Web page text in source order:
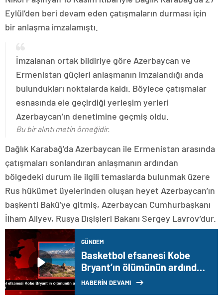
Eylül’den beri devam eden çatışmaların durması için
bir anlaşma imzalamıştı.
İmzalanan ortak bildiriye göre Azerbaycan ve
Ermenistan güçleri anlaşmanın imzalandığı anda
bulundukları noktalarda kaldı. Böylece çatışmalar
esnasında ele geçirdiği yerleşim yerleri
Azerbaycan’ın denetimine geçmiş oldu.
Bu bir alıntı metin örneğidir.
Dağlık Karabağ’da Azerbaycan ile Ermenistan arasında
çatışmaları sonlandıran anlaşmanın ardından
bölgedeki durum ile ilgili temaslarda bulunmak üzere
Rus hükümet üyelerinden oluşan heyet Azerbaycan’ın
başkenti Bakü’ye gitmiş, Azerbaycan Cumhurbaşkanı
İlham Aliyev, Rusya Dışişleri Bakanı Sergey Lavrov’dur.
GÜNDEM
Basketbol efsanesi Kobe
Bryant’ın ölümünün ardından
4 yıl geçti
HABERİN DEVAMI